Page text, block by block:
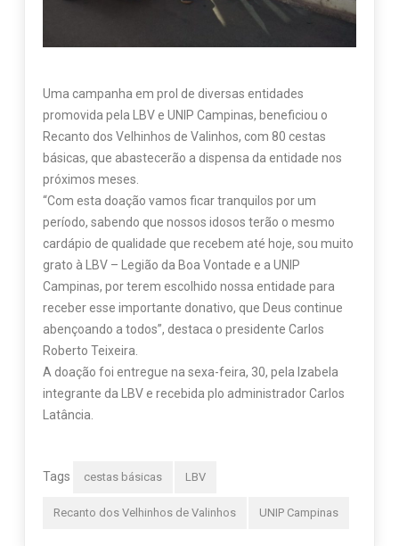
Uma campanha em prol de diversas entidades
promovida pela LBV e UNIP Campinas, beneficiou o
Recanto dos Velhinhos de Valinhos, com 80 cestas
básicas, que abastecerão a dispensa da entidade nos
próximos meses.
“Com esta doação vamos ficar tranquilos por um
período, sabendo que nossos idosos terão o mesmo
cardápio de qualidade que recebem até hoje, sou muito
grato à LBV – Legião da Boa Vontade e a UNIP
Campinas, por terem escolhido nossa entidade para
receber esse importante donativo, que Deus continue
abençoando a todos”, destaca o presidente Carlos
Roberto Teixeira.
A doação foi entregue na sexa-feira, 30, pela Izabela
integrante da LBV e recebida plo administrador Carlos
Latância.
Tags cestas básicas LBV
Recanto dos Velhinhos de Valinhos UNIP Campinas